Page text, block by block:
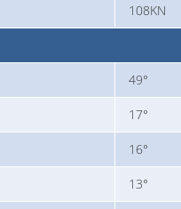
108KN
49°
17°
16°
13°